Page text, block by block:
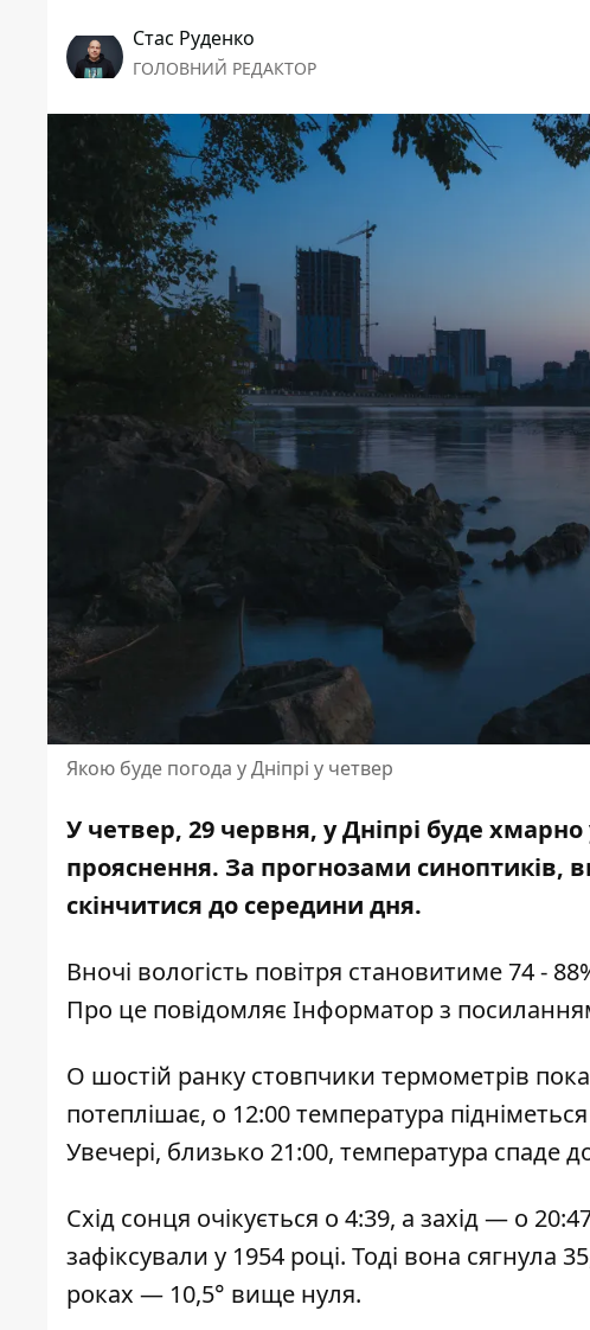
Стас Руденко
ГОЛОВНИЙ РЕДАКТОР
Якою буде погода у Дніпрі у четвер
У четвер, 29 червня, у Дніпрі буде
прояснення. За прогнозами синоптиків,
скінчитися до середини дня.
Вночі вологість повітря становитиме 74 -
Про це повідомляє Інформатор з
О шостій ранку стовпчики термометрів
потеплішає, о 12:00 температура
Увечері, близько 21:00, температура спаде
Схід сонця очікується о 4:39, а захід — о
зафіксували у 1954 році. Тоді вона сягнула
роках — 10,5° вище нуля.